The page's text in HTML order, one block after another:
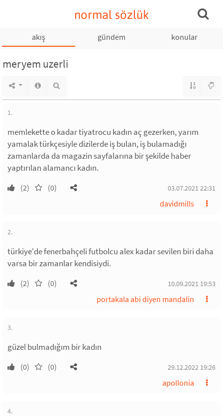
normal sözlük
akış gündem konular
meryem uzerli
1.
memlekette o kadar tiyatrocu kadın aç gezerken, yarım
yamalak türkçesiyle dizilerde iş bulan, iş bulamadığı
zamanlarda da magazin sayfalarına bir şekilde haber
yaptırılan alamancı kadın.
(2) (0) 03.07.2021 22:31
davidmills
2.
türkiye'de fenerbahçeli futbolcu alex kadar sevilen biri daha
varsa bir zamanlar kendisiydi.
(2) (0) 10.09.2021 19:53
portakala abi diyen mandalin
3.
güzel bulmadığım bir kadın
(0) (0) 29.12.2022 19:26
apollonia
4.